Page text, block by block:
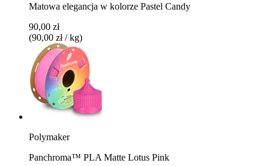
Matowa elegancja w kolorze Pastel Candy
90,00 zł
(90,00 zł / kg)
Polymaker
Panchroma™ PLA Matte Lotus Pink